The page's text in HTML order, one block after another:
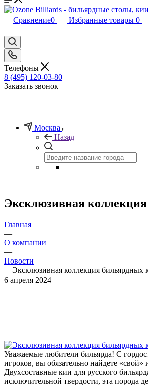
Сравнение0 Избранные товары 0
Телефоны
8 (495) 120-03-80
Заказать звонок
Москва
Назад
Эксклюзивная
Главная
—
О компании
—
Новости
—Эксклюзивная коллекция бильярдных
6 апреля 2024
Уважаемые любители бильярда! С
игроков, вы обязательно найдете «свой»
Двухсоставные кии для русского
исключительной твердости, эта порода